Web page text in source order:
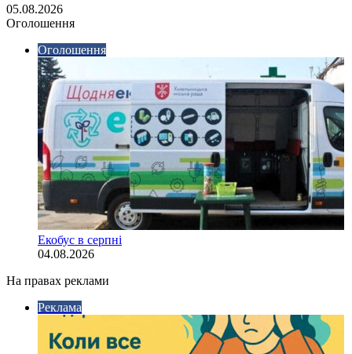
05.08.2026
Оголошення
Оголошення
Екобус в серпні
04.08.2026
На правах реклами
Реклама